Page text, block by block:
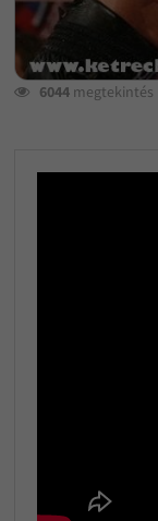
6044megtekintés